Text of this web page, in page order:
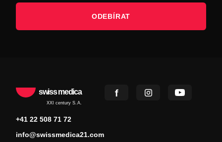
ODEBÍRAT
swiss medica
XXI century S.A.
+41 22 508 71 72
info@swissmedica21.com